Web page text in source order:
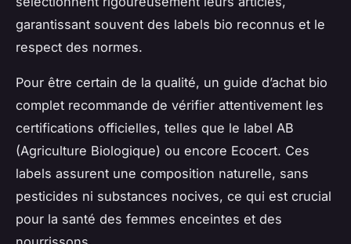
garantissant souvent des labels bio reconnus et le
respect des normes.
Pour être certain de la qualité, un guide d’achat bio
complet recommande de vérifier attentivement les
certifications officielles, telles que le label AB
(Agriculture Biologique) ou encore Ecocert. Ces
labels assurent une composition naturelle, sans
pesticides ni substances nocives, ce qui est crucial
pour la santé des femmes enceintes et des